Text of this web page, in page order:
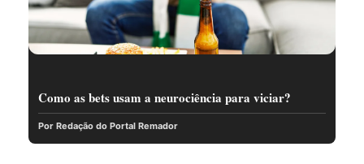
Como as bets usam a neurociência para viciar?
Por Redação do Portal Remador